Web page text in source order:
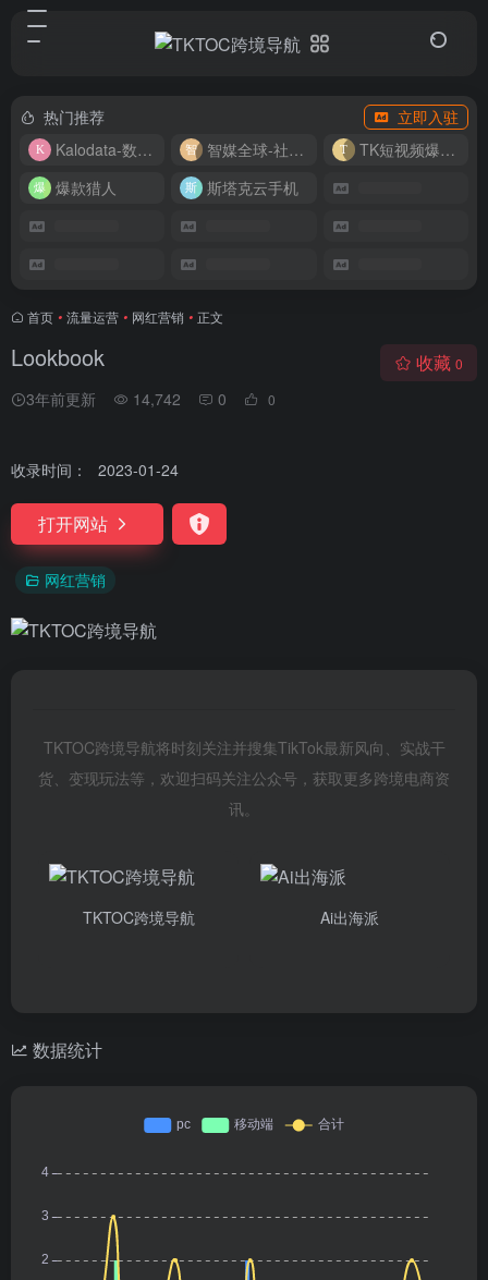
热门推荐
立即入驻
Kalodata-数据分析平台
智媒全球-社媒管理平台
TK短视频爆款复刻
爆款猎人
斯塔克云手机
首页 • 流量运营 • 网红营销 • 正文
Lookbook
3年前更新 14,742 0 0
收藏 0
收录时间： 2023-01-24
打开网站
网红营销
TKTOC跨境导航将时刻关注并搜集TikTok最新风向、实战干
货、变现玩法等，欢迎扫码关注公众号，获取更多跨境电商资
讯。
TKTOC跨境导航 Ai出海派
数据统计